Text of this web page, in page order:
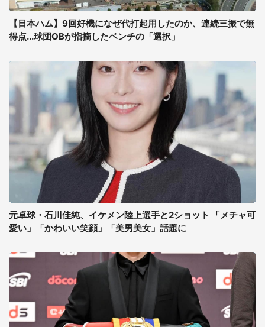
【日本ハム】9回好機になぜ代打起用したのか、連続三振で無
得点...球団OBが指摘したベンチの「選択」
元卓球・石川佳純、イケメン陸上選手と2ショット 「メチャ可
愛い」「かわいい笑顔」「美男美女」話題に